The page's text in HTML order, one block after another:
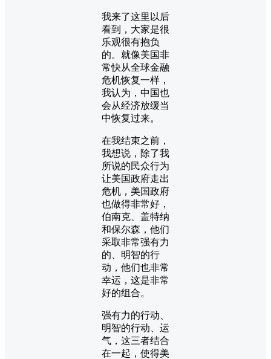
我来了这里以后
看到，大家是很
乐观很有抱负
的。就像美国非
常快从全球金融
危机恢复一样，
我认为，中国也
会从经济放缓当
中恢复过来。
在我结束之前，
我想说，除了我
所说的民众行为
让美国政府走出
危机，美国政府
也做得非常好，
伯南克、盖特纳
和保尔森，他们
采取非常强有力
的、明智的行
动，他们也非常
幸运，这是非常
好的组合。
强有力的行动、
明智的行动、运
气，这三者结合
在一起，使得美